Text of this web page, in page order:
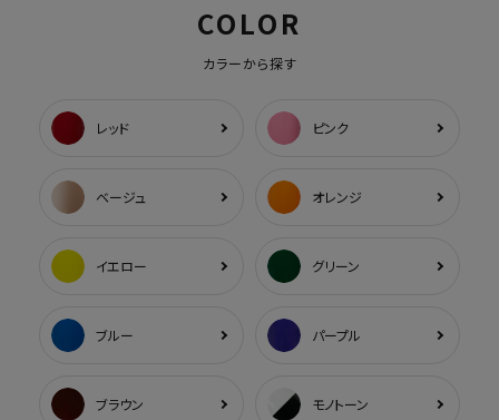
COLOR
カラーから探す
レッド ピンク
ベージュ オレンジ
イエロー グリーン
ブルー パープル
ブラウン モノトーン